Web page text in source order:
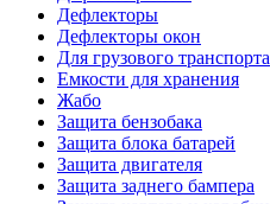
Дефлекторы
Дефлекторы окон
Для грузового транспорта
Емкости для хранения
Жабо
Защита бензобака
Защита блока батарей
Защита двигателя
Защита заднего бампера